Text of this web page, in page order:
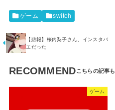
ゲーム switch
【悲報】桜内梨子さん、インスタバ
エだった
RECOMMEND
ゲーム